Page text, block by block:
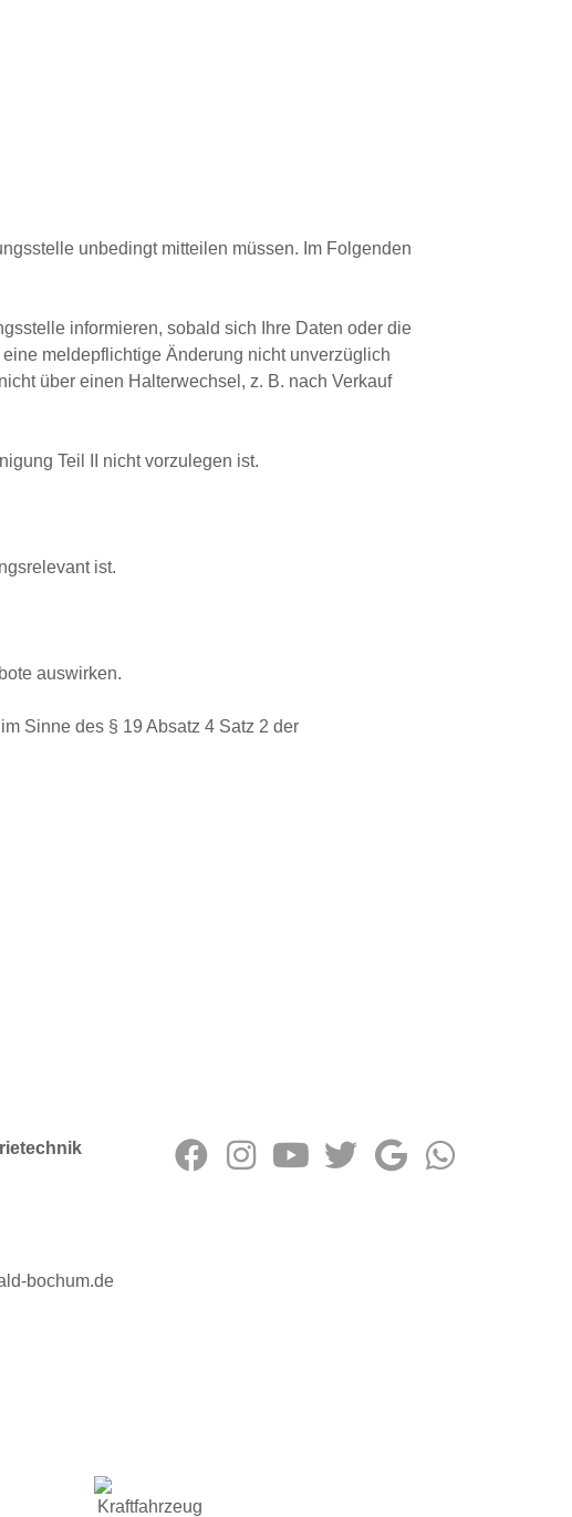
unbedingt mitteilen müssen. Im Folgenden
informieren, sobald sich Ihre Daten oder die
meldepflichtige Änderung nicht unverzüglich
über einen Halterwechsel, z. B. nach Verkauf
Teil II nicht vorzulegen ist.
ist.
auswirken.
Sinne des § 19 Absatz 4 Satz 2 der
bochum.de